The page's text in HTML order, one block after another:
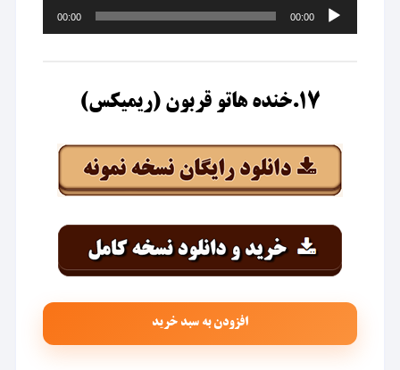
پخش‌کننده
صوت
00:00
00:00
۱۷.خنده هاتو قربون (ریمیکس)
افزودن به سبد خرید